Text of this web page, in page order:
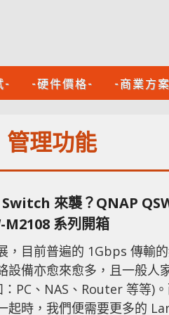
- -硬件價格- -商業方
管理功能
Switch 來襲？QNAP
M2108 系列開箱
，目前普遍的 1Gbps 傳輸
設備亦愈來愈多，且一般人
PC、NAS、Router 等等)
起時，我們便需要更多的